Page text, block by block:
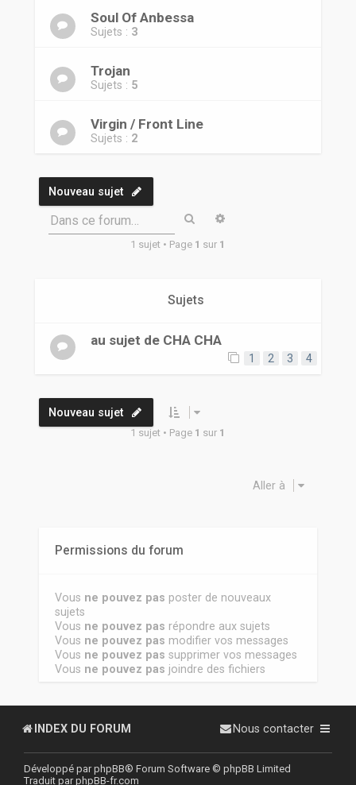
Soul Of Anbessa
Sujets : 3
Trojan
Sujets : 5
Virgin / Front Line
Sujets : 2
Nouveau sujet
Dans ce forum… Rechercher
1 sujet • Page 1 sur 1
Sujets
au sujet de CHA CHA
1 2 3 4
Nouveau sujet
1 sujet • Page 1 sur 1
Aller à
Permissions du forum
Vous ne pouvez pas poster de nouveaux
sujets
Vous ne pouvez pas répondre aux sujets
Vous ne pouvez pas modifier vos messages
Vous ne pouvez pas supprimer vos messages
Vous ne pouvez pas joindre des fichiers
INDEX DU FORUM Nous contacter
Développé parphpBB® Forum Software © phpBB Limited
Traduit parphpBB-fr.com